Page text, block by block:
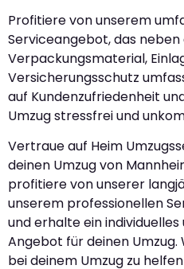
Profitiere von unserem
Serviceangebot, das
Verpackungsmaterial,
Versicherungsschutz
auf Kundenzufriedenheit
Umzug stressfrei und
Vertraue auf Heim
deinen Umzug von
profitiere von unserer
unserem professionellen
und erhalte ein
Angebot für deinen Umzug.
bei deinem Umzug zu